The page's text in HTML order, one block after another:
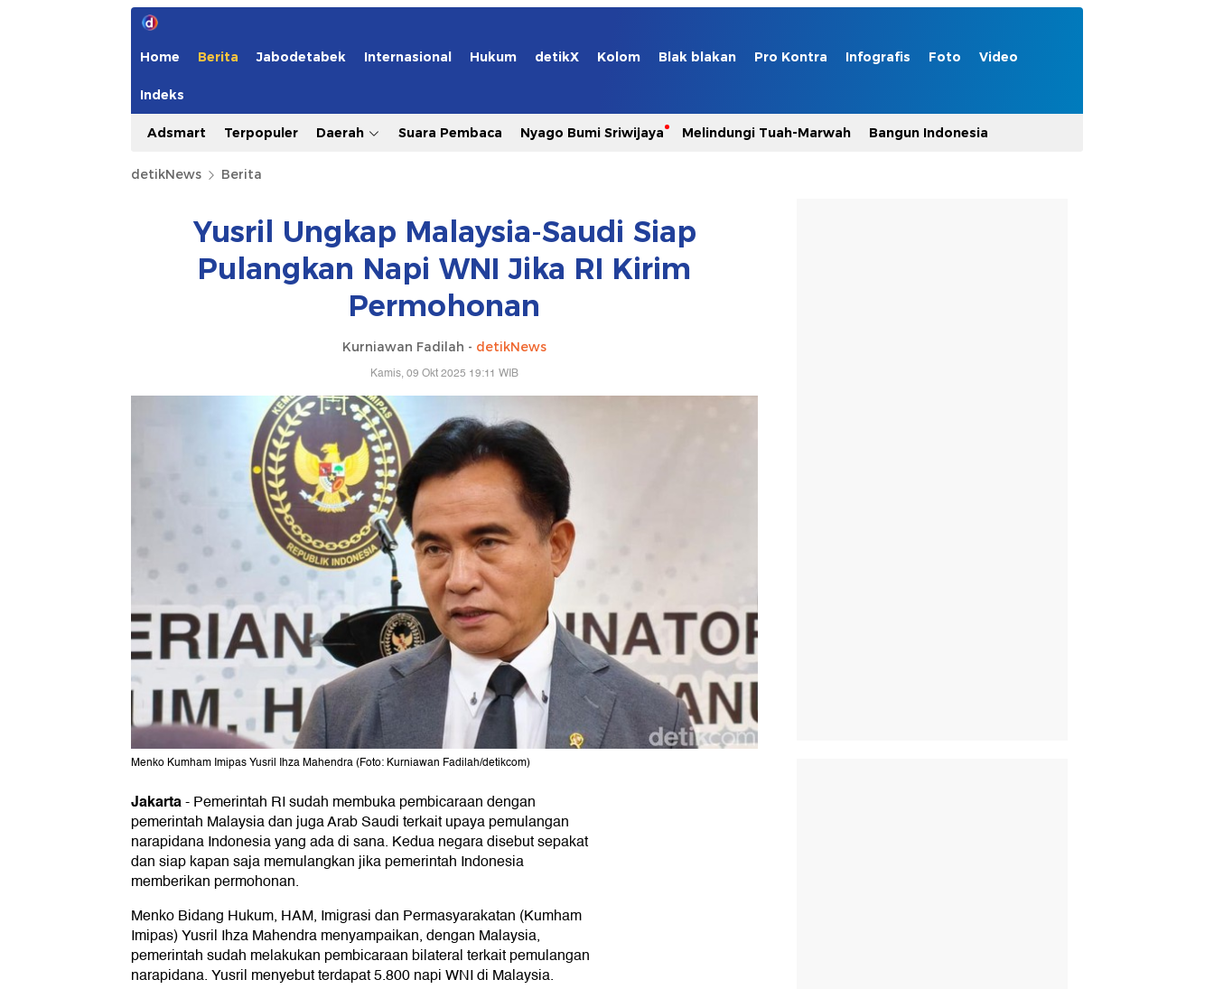
Home Berita Jabodetabek Internasional Hukum detikX Kolom Blak blakan Pro Kontra Infografis Foto Video
Indeks
Adsmart Terpopuler Daerah Suara Pembaca Nyago Bumi Sriwijaya Melindungi Tuah-Marwah Bangun Indonesia
detikNews Berita
Yusril Ungkap Malaysia-Saudi Siap
Pulangkan Napi WNI Jika RI Kirim
Permohonan
Kurniawan Fadilah - detikNews
Kamis, 09 Okt 2025 19:11 WIB
Menko Kumham Imipas Yusril Ihza Mahendra (Foto: Kurniawan Fadilah/detikcom)
Jakarta-Pemerintah RI sudah membuka pembicaraan dengan
pemerintah Malaysia dan juga Arab Saudi terkait upaya pemulangan
narapidana Indonesia yang ada di sana. Kedua negara disebut sepakat
dan siap kapan saja memulangkan jika pemerintah Indonesia
memberikan permohonan.
Menko Bidang Hukum, HAM, Imigrasi dan Permasyarakatan (Kumham
Imipas) Yusril Ihza Mahendra menyampaikan, dengan Malaysia,
pemerintah sudah melakukan pembicaraan bilateral terkait pemulangan
narapidana. Yusril menyebut terdapat 5.800 napi WNI di Malaysia.